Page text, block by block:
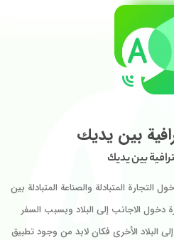
بين يديك
بين يديك
التجارة المتبادلة والصناعة المتبادلة بين
دخول الاجانب إلى البلاد وبسبب السفر
البلاد الأخرى فكان لابد من وجود تطبيق